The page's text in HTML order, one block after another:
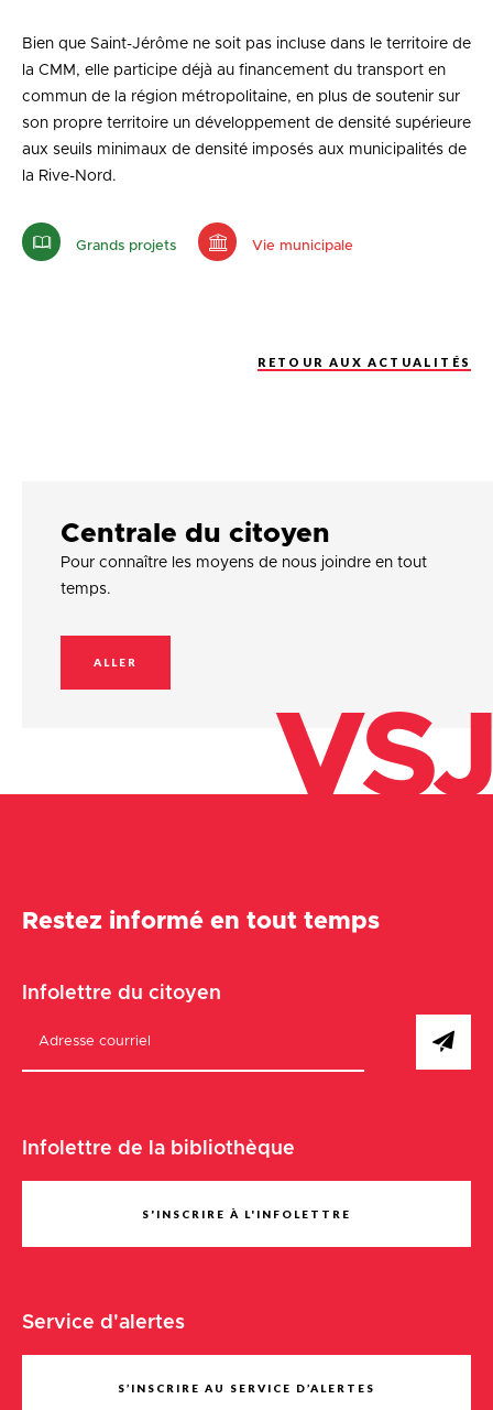
Bien que Saint-Jérôme ne soit pas incluse dans le territoire de
la CMM, elle participe déjà au financement du transport en
commun de la région métropolitaine, en plus de soutenir sur
son propre territoire un développement de densité supérieure
aux seuils minimaux de densité imposés aux municipalités de
la Rive-Nord.
Grands projets Vie municipale
RETOUR AUX ACTUALITÉS
Centrale du citoyen
Pour connaître les moyens de nous joindre en tout
temps.
ALLER
VSJ
Restez informé en tout temps
Infolettre du citoyen
Infolettre de la bibliothèque
S'INSCRIRE À L'INFOLETTRE
Service d'alertes
S’INSCRIRE AU SERVICE D’ALERTES